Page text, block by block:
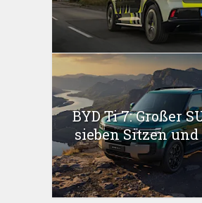
BYD Ti 7: Großer
sieben Sitzen und